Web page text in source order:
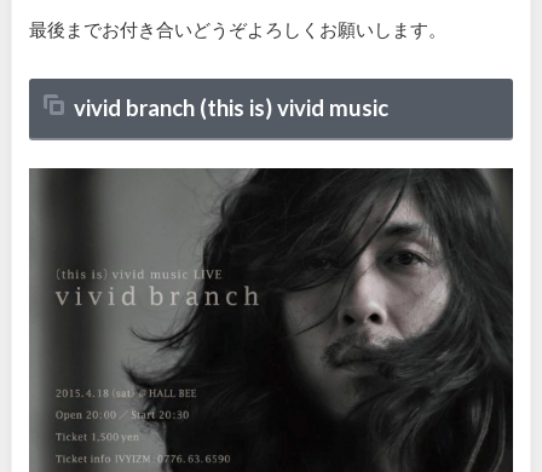
最後までお付き合いどうぞよろしくお願いします。
vivid branch (this is) vivid music